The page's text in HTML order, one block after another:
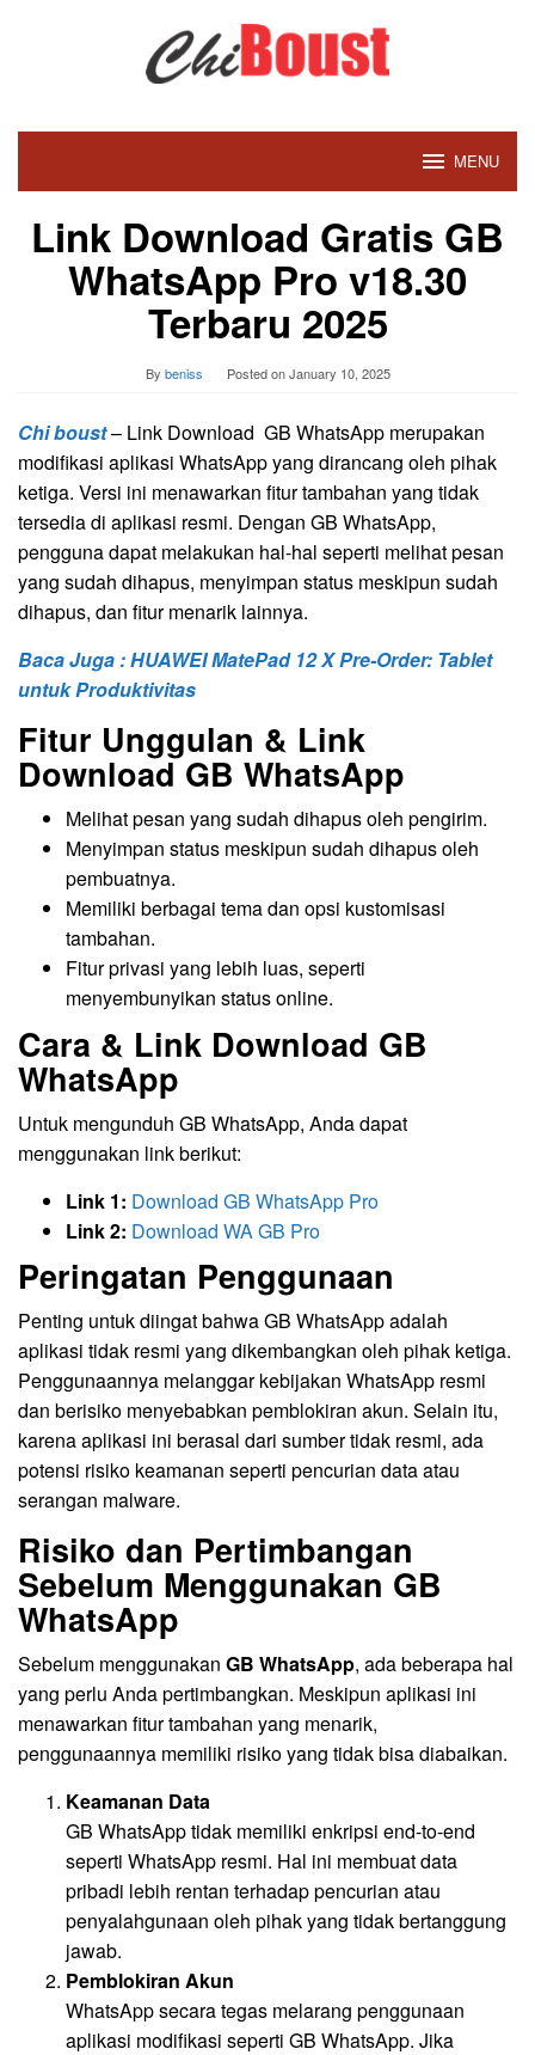
MENU
Link Download Gratis GB
WhatsApp Pro v18.30
Terbaru 2025
By beniss Posted onJanuary 10, 2025
Chi boust– Link Download GB WhatsApp merupakan
modifikasi aplikasi WhatsApp yang dirancang oleh pihak
ketiga. Versi ini menawarkan fitur tambahan yang tidak
tersedia di aplikasi resmi. Dengan GB WhatsApp,
pengguna dapat melakukan hal-hal seperti melihat pesan
yang sudah dihapus, menyimpan status meskipun sudah
dihapus, dan fitur menarik lainnya.
Baca Juga : HUAWEI MatePad 12 X Pre-Order: Tablet
untuk Produktivitas
Fitur Unggulan & Link
Download GB WhatsApp
Melihat pesan yang sudah dihapus oleh pengirim.
Menyimpan status meskipun sudah dihapus oleh
pembuatnya.
Memiliki berbagai tema dan opsi kustomisasi
tambahan.
Fitur privasi yang lebih luas, seperti
menyembunyikan status online.
Cara & Link Download GB
WhatsApp
Untuk mengunduh GB WhatsApp, Anda dapat
menggunakan link berikut:
Link 1: Download GB WhatsApp Pro
Link 2: Download WA GB Pro
Peringatan Penggunaan
Penting untuk diingat bahwa GB WhatsApp adalah
aplikasi tidak resmi yang dikembangkan oleh pihak ketiga.
Penggunaannya melanggar kebijakan WhatsApp resmi
dan berisiko menyebabkan pemblokiran akun. Selain itu,
karena aplikasi ini berasal dari sumber tidak resmi, ada
potensi risiko keamanan seperti pencurian data atau
serangan malware.
Risiko dan Pertimbangan
Sebelum Menggunakan GB
WhatsApp
Sebelum menggunakan GB WhatsApp, ada beberapa hal
yang perlu Anda pertimbangkan. Meskipun aplikasi ini
menawarkan fitur tambahan yang menarik,
penggunaannya memiliki risiko yang tidak bisa diabaikan.
Keamanan Data
GB WhatsApp tidak memiliki enkripsi end-to-end
seperti WhatsApp resmi. Hal ini membuat data
pribadi lebih rentan terhadap pencurian atau
penyalahgunaan oleh pihak yang tidak bertanggung
jawab.
Pemblokiran Akun
WhatsApp secara tegas melarang penggunaan
aplikasi modifikasi seperti GB WhatsApp. Jika